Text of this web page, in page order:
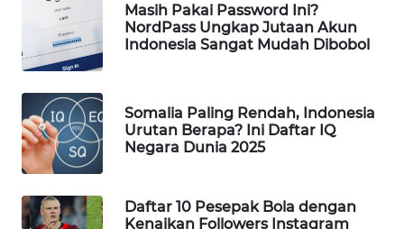
Masih Pakai Password Ini?
NordPass Ungkap Jutaan Akun
Indonesia Sangat Mudah Dibobol
Somalia Paling Rendah, Indonesia
Urutan Berapa? Ini Daftar IQ
Negara Dunia 2025
Daftar 10 Pesepak Bola dengan
Kenaikan Followers Instagram
WAHANA
OTOMOTIF
WAHANA
HEALTH
WAHANA
WISATA